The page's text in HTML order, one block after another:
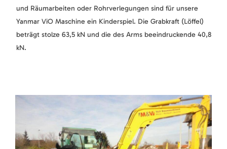
und Räumarbeiten oder Rohrverlegungen sind für unsere
Yanmar ViO Maschine ein Kinderspiel. Die Grabkraft (Löffel)
beträgt stolze 63,5 kN und die des Arms beeindruckende 40,8
kN.